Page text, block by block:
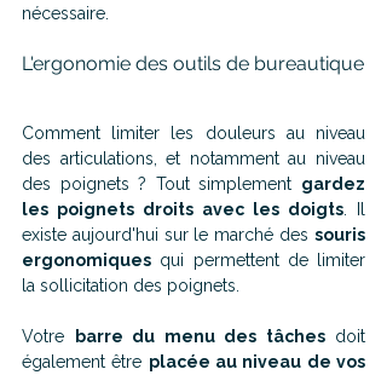
nécessaire.
L'ergonomie des outils de bureautique
Comment limiter les douleurs au niveau
des articulations, et notamment au niveau
des poignets ? Tout simplement gardez
les poignets droits avec les doigts
existe aujourd'hui sur le marché des souris
ergonomiques qui permettent de limiter
la sollicitation des poignets.
Votre barre du menu des tâches doit
également être placée au niveau de vos